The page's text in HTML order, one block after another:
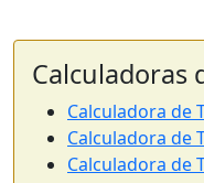
Calculadoras
Calculadora de
Calculadora de
Calculadora de